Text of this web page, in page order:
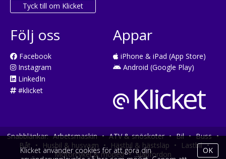
Tyck till om Klicket
Följ oss
Facebook
Instagram
LinkedIn
#klicket
Appar
iPhone & iPad (App Store)
Android (Google Play)
Snabblänkar: Arbetsmaskin • ATV & snöskoter • Bil • Buss •
Båt • Husbil & husvagn • Hästbil & hästsläp • Lastbil •
Motorcykel & moped • Släpfordon
Klicket använder cookies för att göra din
OK